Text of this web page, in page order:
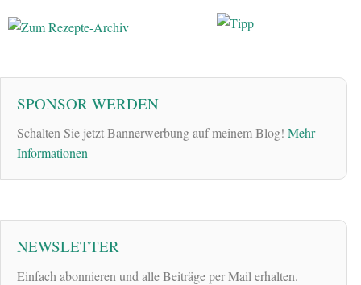
SPONSOR WERDEN
Schalten Sie jetzt Bannerwerbung auf meinem Blog! Mehr
Informationen
NEWSLETTER
Einfach abonnieren und alle Beiträge per Mail erhalten.